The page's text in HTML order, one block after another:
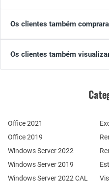
Os clientes também
Os clientes também
Office 2021
Office 2019
Windows Server 2022
Windows Server 2019
Windows Server 2022 CAL